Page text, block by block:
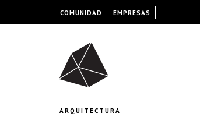
ARQUITECTURA
COMUNIDAD EMPRESAS